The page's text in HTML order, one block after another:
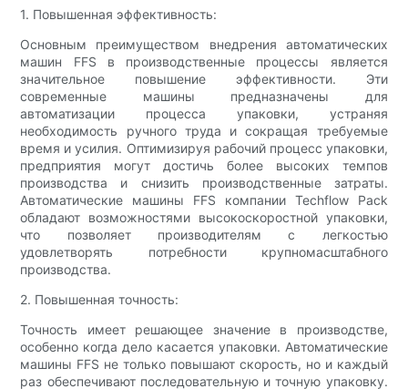
1. Повышенная эффективность:
Основным преимуществом внедрения автоматических
машин FFS в производственные процессы является
значительное повышение эффективности. Эти
современные машины предназначены для
автоматизации процесса упаковки, устраняя
необходимость ручного труда и сокращая требуемые
время и усилия. Оптимизируя рабочий процесс упаковки,
предприятия могут достичь более высоких темпов
производства и снизить производственные затраты.
Автоматические машины FFS компании Techflow Pack
обладают возможностями высокоскоростной упаковки,
что позволяет производителям с легкостью
удовлетворять потребности крупномасштабного
производства.
2. Повышенная точность:
Точность имеет решающее значение в производстве,
особенно когда дело касается упаковки. Автоматические
машины FFS не только повышают скорость, но и каждый
раз обеспечивают последовательную и точную упаковку.